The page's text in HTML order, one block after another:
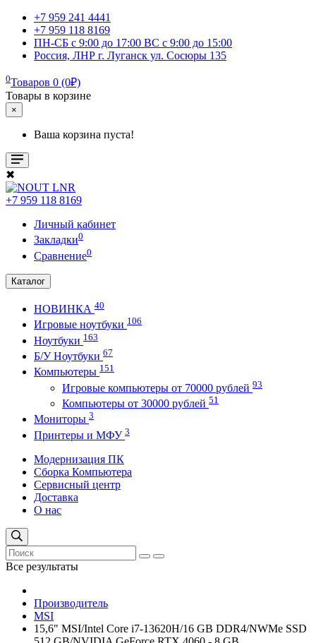
+7 959 241 4441
+7 959 118 8169
ПН-СБ с 9:00 до 17:00 ВС с 9:00 до 15:00
Россия, ЛНР г. Луганск ул. Сосюры 135
0Товаров 0 (0₽)
Товары в корзине
×
Ваша корзина пуста!
✖
+7 959 118 8169
Личный кабинет
Закладки0
Сравнение0
Каталог
НОВИНКА 40
Игровые ноутбуки 106
Ноутбуки 163
Б/У Ноутбуки 67
Компьютеры 151
Игровые компьютеры от 70000 рублей 93
Компьютеры от 30000 рублей 51
Мониторы 3
Принтеры и МФУ 3
Модернизация ПК
Сборка Компьютера
Сервисный центр
Доставка
О нас
Все результаты
Производитель
MSI
15,6" MSI/Intel Core i7-13620H/16 GB DDR4/NWMe SSD